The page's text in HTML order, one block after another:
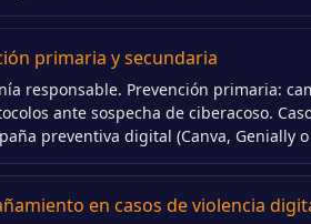
primaria y secundaria
responsable. Prevención primaria:
ante sospecha de ciberacoso.
preventiva digital (Canva, Genially o
en casos de violencia